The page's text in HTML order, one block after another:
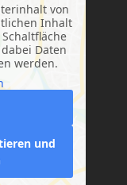
von
Inhalt
Daten
werden.
und